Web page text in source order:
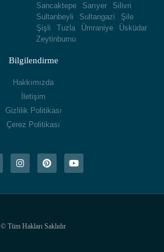
Sancaktepe
Sarıyer
Silivri
Sultanbeyli
Sultangazi
Şile
Şişli
Tuzla Ümraniye
Üsküdar
Zeytinburnu
Bilgilendirme
Hakkımızda
İletişim
Gizlilik Politikası
Çerez Politikası
© Tüm Hakları Saklıdır